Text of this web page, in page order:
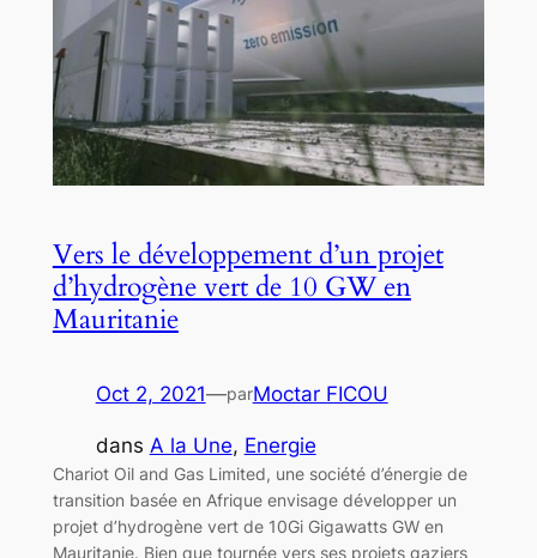
Vers le développement d’un projet
d’hydrogène vert de 10 GW en
Mauritanie
Oct 2, 2021—parMoctar FICOU
dans A la Une, Energie
Chariot Oil and Gas Limited, une société d’énergie de
transition basée en Afrique envisage développer un
projet d’hydrogène vert de 10Gi Gigawatts GW en
Mauritanie. Bien que tournée vers ses projets gaziers